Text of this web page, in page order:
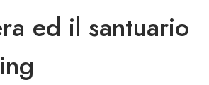
ed il santuario